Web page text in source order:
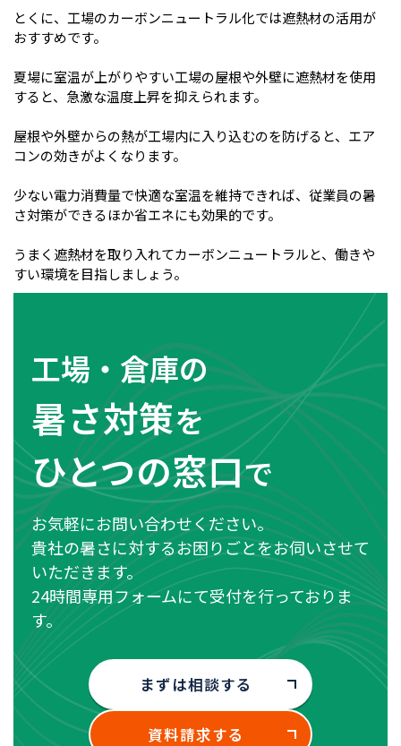
とくに、工場のカーボンニュートラル化では遮熱材の活用が
おすすめです。
夏場に室温が上がりやすい工場の屋根や外壁に遮熱材を使用
すると、急激な温度上昇を抑えられます。
屋根や外壁からの熱が工場内に入り込むのを防げると、エア
コンの効きがよくなります。
少ない電力消費量で快適な室温を維持できれば、従業員の暑
さ対策ができるほか省エネにも効果的です。
うまく遮熱材を取り入れてカーボンニュートラルと、働きや
すい環境を目指しましょう。
工場・倉庫の
暑さ対策を
ひとつの窓口で
お気軽にお問い合わせください。
貴社の暑さに対するお困りごとをお伺いさせて
いただきます。
24時間専用フォームにて受付を行っておりま
す。
まずは相談する
資料請求する